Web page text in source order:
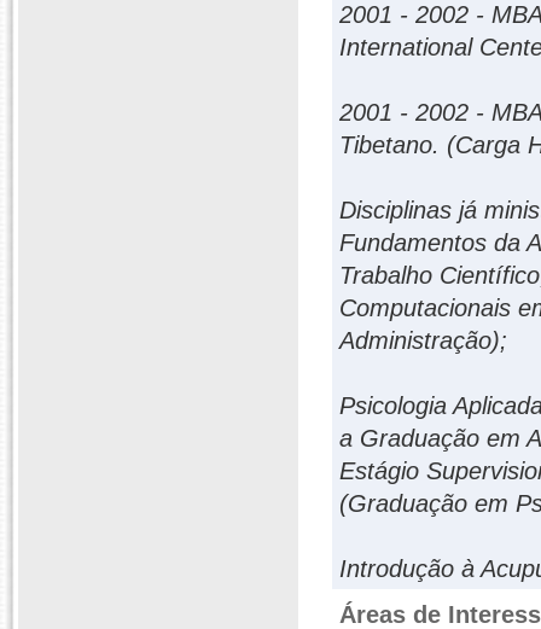
2001 - 2002 -
International
2001 - 2002 -
Tibetano. (Carga
Disciplinas já
Fundamentos da
Trabalho
Computacionais
Administração);
Psicologia
a Graduação em
Estágio
(Graduação em
Introdução à
Áreas de